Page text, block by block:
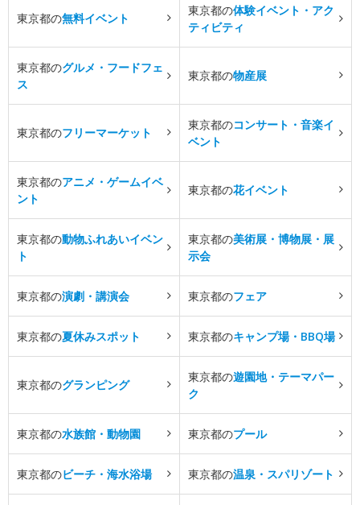
東京都の無料イベント
東京都の体験イベント・アク
ティビティ
東京都のグルメ・フードフェ
ス
東京都の物産展
東京都のフリーマーケット
東京都のコンサート・音楽イ
ベント
東京都のアニメ・ゲームイベ
ント
東京都の花イベント
東京都の動物ふれあいイベン
ト
東京都の美術展・博物展・展
示会
東京都の演劇・講演会 東京都のフェア
東京都の夏休みスポット 東京都のキャンプ場・BBQ場
東京都のグランピング
東京都の遊園地・テーマパー
ク
東京都の水族館・動物園 東京都のプール
東京都のビーチ・海水浴場 東京都の温泉・スパリゾート